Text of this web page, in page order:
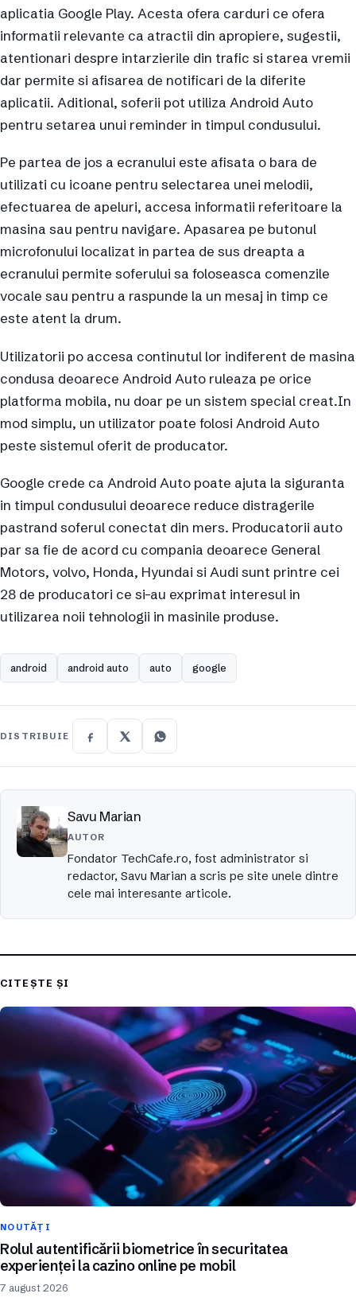
aplicatia Google Play. Acesta ofera carduri ce ofera
informatii relevante ca atractii din apropiere, sugestii,
atentionari despre intarzierile din trafic si starea vremii
dar permite si afisarea de notificari de la diferite
aplicatii. Aditional, soferii pot utiliza Android Auto
pentru setarea unui reminder in timpul condusului.
Pe partea de jos a ecranului este afisata o bara de
utilizati cu icoane pentru selectarea unei melodii,
efectuarea de apeluri, accesa informatii referitoare la
masina sau pentru navigare. Apasarea pe butonul
microfonului localizat in partea de sus dreapta a
ecranului permite soferului sa foloseasca comenzile
vocale sau pentru a raspunde la un mesaj in timp ce
este atent la drum.
Utilizatorii po accesa continutul lor indiferent de masina
condusa deoarece Android Auto ruleaza pe orice
platforma mobila, nu doar pe un sistem special creat.In
mod simplu, un utilizator poate folosi Android Auto
peste sistemul oferit de producator.
Google crede ca Android Auto poate ajuta la siguranta
in timpul condusului deoarece reduce distragerile
pastrand soferul conectat din mers. Producatorii auto
par sa fie de acord cu compania deoarece General
Motors, volvo, Honda, Hyundai si Audi sunt printre cei
28 de producatori ce si-au exprimat interesul in
utilizarea noii tehnologii in masinile produse.
android android auto auto google
DISTRIBUIE
Savu Marian
AUTOR
Fondator TechCafe.ro, fost administrator si
redactor, Savu Marian a scris pe site unele dintre
cele mai interesante articole.
CITEȘTE ȘI
NOUTĂȚI
Rolul autentificării biometrice în securitatea
experienței la cazino online pe mobil
7 august 2026